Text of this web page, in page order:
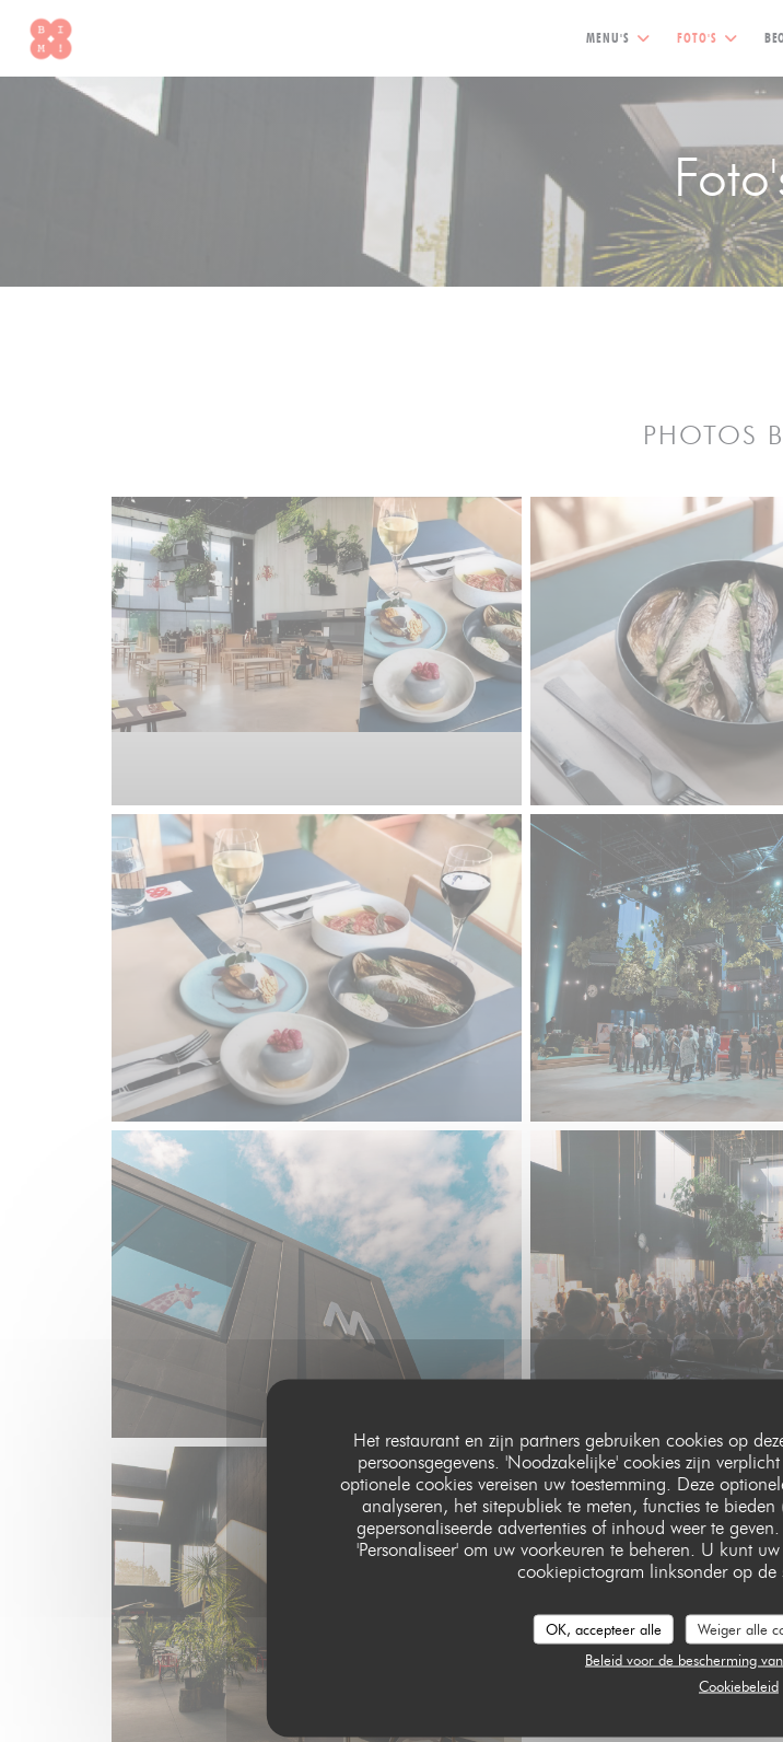
Het restaurant en zijn partners gebruiken cookies op
persoonsgegevens. 'Noodzakelijke' cookies zijn
optionele cookies vereisen uw toestemming. Deze
analyseren, het sitepubliek te meten, functies te
gepersonaliseerde advertenties of inhoud weer te
'Personaliseer' om uw voorkeuren te beheren. U kunt
cookiepictogram linksonder op de
OK, accepteer alle Weiger alle
Beleid voor de bescherming
Cookiebeleid
MENU'S FOTO'S
PHOTOS